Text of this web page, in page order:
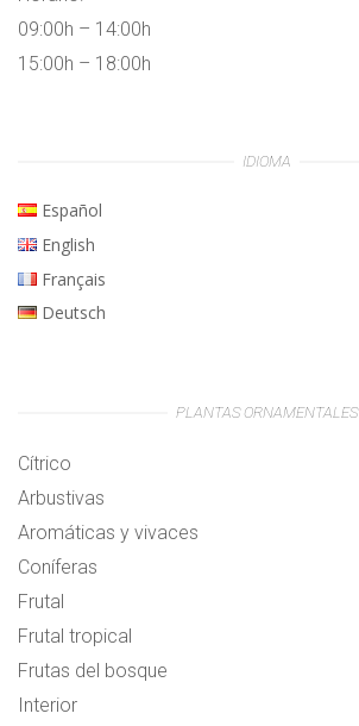
09:00h – 14:00h
15:00h – 18:00h
IDIOMA
Español
English
Français
Deutsch
PLANTAS ORNAMENTALES
Cítrico
Arbustivas
Aromáticas y vivaces
Coníferas
Frutal
Frutal tropical
Frutas del bosque
Interior